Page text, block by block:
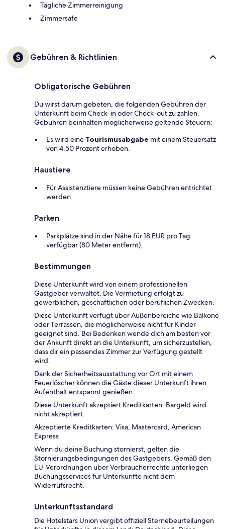
Tägliche Zimmerreinigung
Zimmersafe
Gebühren & Richtlinien
Obligatorische Gebühren
Du wirst darum gebeten, die folgenden Gebühren der
Unterkunft beim Check-in oder Check-out zu zahlen.
Gebühren beinhalten möglicherweise geltende Steuern:
Es wird eine Tourismusabgabe mit einem Steuersatz
von 4.50 Prozent erhoben.
Haustiere
Für Assistenztiere müssen keine Gebühren entrichtet
werden
Parken
Parkplätze sind in der Nähe für 18 EUR pro Tag
verfügbar (80 Meter entfernt).
Bestimmungen
Diese Unterkunft wird von einem professionellen
Gastgeber verwaltet. Die Vermietung erfolgt zu
gewerblichen, geschäftlichen oder beruflichen Zwecken.
Diese Unterkunft verfügt über Außenbereiche wie Balkone
oder Terrassen, die möglicherweise nicht für Kinder
geeignet sind. Bei Bedenken wende dich am besten vor
der Ankunft direkt an die Unterkunft, um sicherzustellen,
dass dir ein passendes Zimmer zur Verfügung gestellt
wird.
Dank der Sicherheitsausstattung vor Ort mit einem
Feuerlöscher können die Gäste dieser Unterkunft ihren
Aufenthalt entspannt genießen.
Diese Unterkunft akzeptiert Kreditkarten. Bargeld wird
nicht akzeptiert.
Akzeptierte Kreditkarten: Visa, Mastercard, American
Express
Wenn du deine Buchung stornierst, gelten die
Stornierungsbedingungen des Gastgebers. Gemäß den
EU-Verordnungen über Verbraucherrechte unterliegen
Buchungsservices für Unterkünfte nicht dem
Widerrufsrecht.
Unterkunftsstandard
Die Hotelstars Union vergibt offiziell Sternebeurteilungen